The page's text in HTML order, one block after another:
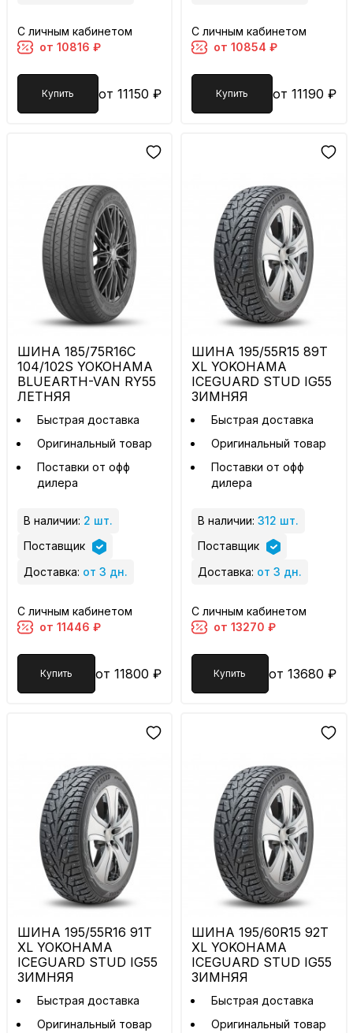
С личным кабинетом
от 10816 ₽
Купить от 11150 ₽
С личным кабинетом
от 10854 ₽
Купить от 11190 ₽
ШИНА 185/75R16C
104/102S YOKOHAMA
BLUEARTH-VAN RY55
ЛЕТНЯЯ
Быстрая доставка
Оригинальный товар
Поставки от офф
дилера
В наличии: 2 шт.
Поставщик
Доставка: от 3 дн.
С личным кабинетом
от 11446 ₽
Купить от 11800 ₽
ШИНА 195/55R15 89T
XL YOKOHAMA
ICEGUARD STUD IG55
ЗИМНЯЯ
Быстрая доставка
Оригинальный товар
Поставки от офф
дилера
В наличии: 312 шт.
Поставщик
Доставка: от 3 дн.
С личным кабинетом
от 13270 ₽
Купить от 13680 ₽
ШИНА 195/55R16 91T
XL YOKOHAMA
ICEGUARD STUD IG55
ЗИМНЯЯ
Быстрая доставка
Оригинальный товар
ШИНА 195/60R15 92T
XL YOKOHAMA
ICEGUARD STUD IG55
ЗИМНЯЯ
Быстрая доставка
Оригинальный товар